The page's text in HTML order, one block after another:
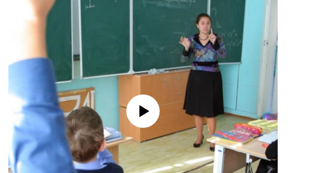
No media source currently available